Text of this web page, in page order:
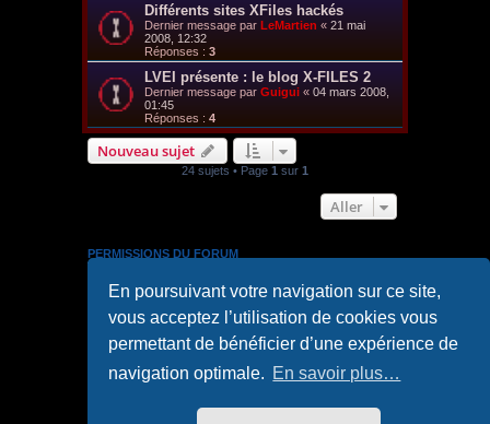
En poursuivant votre navigation sur ce site,
vous acceptez l’utilisation de cookies vous
permettant de bénéficier d’une expérience de
navigation optimale. En savoir plus…
Différents sites XFiles hackés
Dernier message par LeMartien « 21 mai
2008, 12:32
Réponses : 3
LVEI présente : le blog X-FILES 2
Dernier message par Guigui « 04 mars 2008,
01:45
Réponses : 4
Nouveau sujet
24 sujets • Page 1 sur 1
Aller
PERMISSIONS DU FORUM
forum
ne pouvez pas
répondre aux sujets dans ce forum
Vousne pouvez pasmodifier vos messages dans ce
Vousne pouvez passupprimer vos messages dans ce
Vousne pouvez pastransférer de pièces jointes dans ce